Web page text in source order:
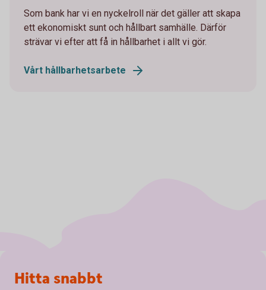
Som bank har vi en nyckelroll när det gäller att skapa
ett ekonomiskt sunt och hållbart samhälle. Därför
strävar vi efter att få in hållbarhet i allt vi gör.
Vårt hållbarhetsarbete
Sidfot
Hitta snabbt